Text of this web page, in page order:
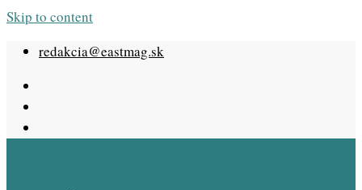
Skip to content
redakcia@eastmag.sk